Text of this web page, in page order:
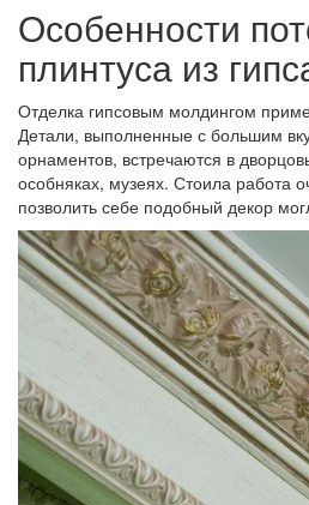
Особенности
плинтуса из
Отделка гипсовым молдингом
Детали, выполненные с большим
орнаментов, встречаются в
особняках, музеях. Стоила работа
позволить себе подобный декор